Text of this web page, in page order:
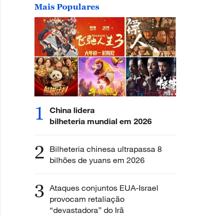
Mais Populares
1
China lidera
bilheteria mundial em 2026
2 Bilheteria chinesa ultrapassa 8
bilhões de yuans em 2026
3 Ataques conjuntos EUA-Israel
provocam retaliação
“devastadora” do Irã